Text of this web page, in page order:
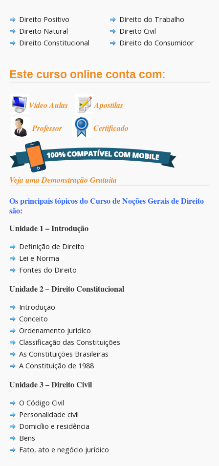
Direito Positivo
Direito Natural
Direito Constitucional
Direito do Trabalho
Direito Civil
Direito do Consumidor
Este curso online conta com:
Vídeo Aulas Apostilas
Professor Certificado
Veja uma Demonstração Gratuita
Os principais tópicos do Curso de Noções Gerais de Direito
são:
Unidade 1 – Introdução
Definição de Direito
Lei e Norma
Fontes do Direito
Unidade 2 – Direito Constitucional
Introdução
Conceito
Ordenamento jurídico
Classificação das Constituições
As Constituições Brasileiras
A Constituição de 1988
Unidade 3 – Direito Civil
O Código Civil
Personalidade civil
Domicílio e residência
Bens
Fato, ato e negócio jurídico